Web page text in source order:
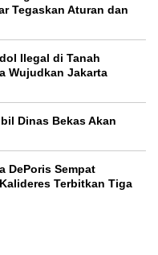
Tegaskan Aturan dan
Ilegal di Tanah
Wujudkan Jakarta
Dinas Bekas Akan
DePoris Sempat
Terbitkan Tiga